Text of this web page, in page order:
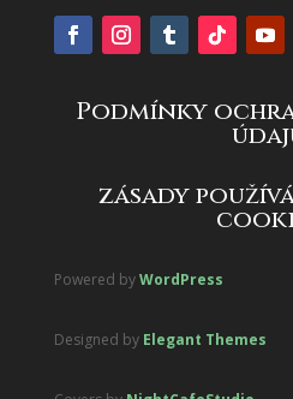
Podmínky
zásady
Powered byWordPress
Designed by Elegant Themes